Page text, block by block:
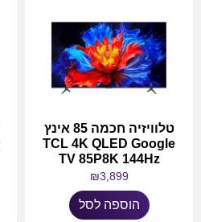
טלוויזיה חכמה 85 אינץ
TCL 4K QLED Google
TV 85P8K 144Hz
₪3,899
הוספה לסל